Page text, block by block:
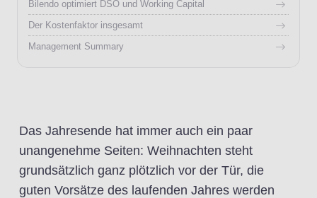
Bilendo optimiert DSO und Working Capital
Der Kostenfaktor insgesamt
Management Summary
Das Jahresende hat immer auch ein paar
unangenehme Seiten: Weihnachten steht
grundsätzlich ganz plötzlich vor der Tür, die
guten Vorsätze des laufenden Jahres werden